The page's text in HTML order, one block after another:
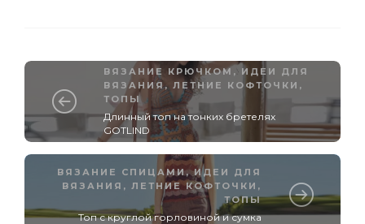
ВЯЗАНИЕ КРЮЧКОМ , ИДЕИ ДЛЯ
ВЯЗАНИЯ, ЛЕТНИЕ КОФТОЧКИ,
ТОПЫ
Длинный топ на тонких бретелях
GOTLIND
ВЯЗАНИЕ СПИЦАМИ,ИДЕИ ДЛЯ
ВЯЗАНИЯ , ЛЕТНИЕ КОФТОЧКИ,
ТОПЫ
Топ с круглой горловиной и сумка